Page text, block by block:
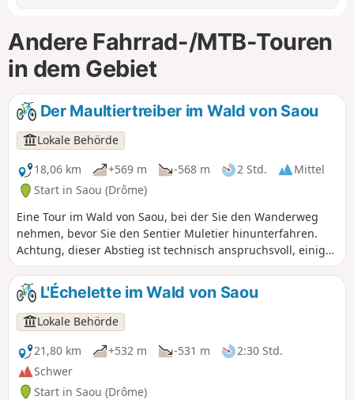
Andere Fahrrad-/MTB-Touren
in dem Gebiet
Der Maultiertreiber im Wald von Saou
Lokale Behörde
18,06 km
+569 m -568 m 2 Std.
Mittel
Start in Saou (Drôme)
Eine Tour im Wald von Saou, bei der Sie den Wanderweg
nehmen, bevor Sie den Sentier Muletier hinunterfahren.
Achtung, dieser Abstieg ist technisch anspruchsvoll, einige
steinige Passagen erfordern Vorsicht!
L'Échelette im Wald von Saou
Lokale Behörde
21,80 km
+532 m -531 m
2:30 Std.
Schwer
Start in Saou (Drôme)